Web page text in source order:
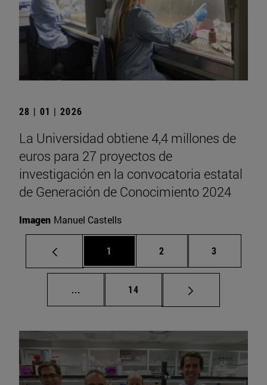
28 | 01 | 2026
La Universidad obtiene 4,4 millones de
euros para 27 proyectos de
investigación en la convocatoria estatal
de Generación de Conocimiento 2024
Imagen Manuel Castells
Página
1 Página
2 Página
3
... Páginas intermedias Use TAB para
Página
14